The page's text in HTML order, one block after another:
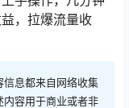
，拉爆流量收
息都来自网络收集
容用于商业或者非